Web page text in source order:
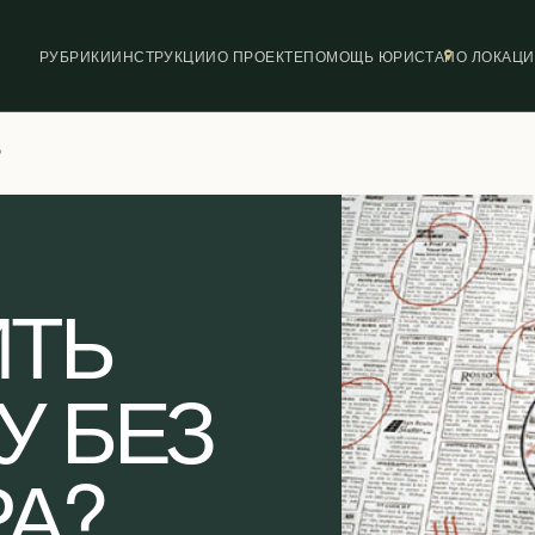
РУБРИКИИНСТРУКЦИИО ПРОЕКТЕПОМОЩЬ ЮРИСТАПО
БЕЗ